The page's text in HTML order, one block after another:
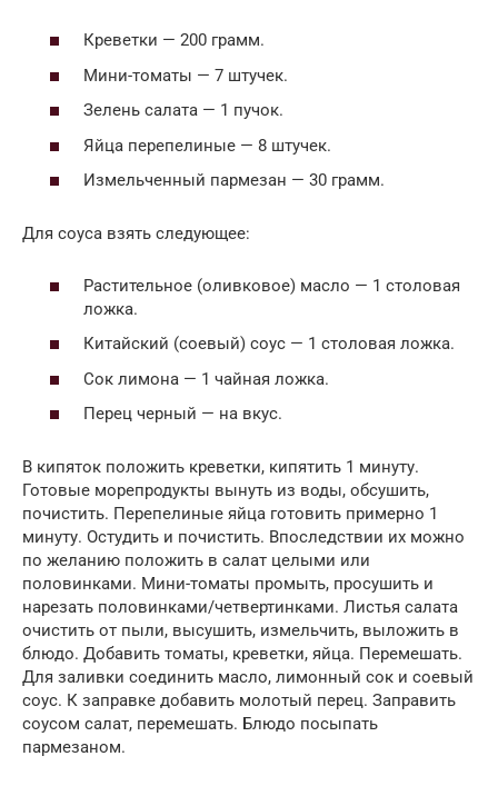
Креветки — 200 грамм.
Мини-томаты — 7 штучек.
Зелень салата — 1 пучок.
Яйца перепелиные — 8 штучек.
Измельченный пармезан — 30 грамм.
Для соуса взять следующее:
Растительное (оливковое) масло — 1 столовая
ложка.
Китайский (соевый) соус — 1 столовая ложка.
Сок лимона — 1 чайная ложка.
Перец черный — на вкус.
В кипяток положить креветки, кипятить 1 минуту.
Готовые морепродукты вынуть из воды, обсушить,
почистить. Перепелиные яйца готовить примерно 1
минуту. Остудить и почистить. Впоследствии их можно
по желанию положить в салат целыми или
половинками. Мини-томаты промыть, просушить и
нарезать половинками/четвертинками. Листья салата
очистить от пыли, высушить, измельчить, выложить в
блюдо. Добавить томаты, креветки, яйца. Перемешать.
Для заливки соединить масло, лимонный сок и соевый
соус. К заправке добавить молотый перец. Заправить
соусом салат, перемешать. Блюдо посыпать
пармезаном.